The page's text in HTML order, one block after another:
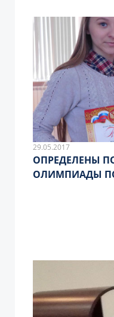
29.05.2017
ОПРЕДЕЛЕНЫ
ОЛИМПИАДЫ